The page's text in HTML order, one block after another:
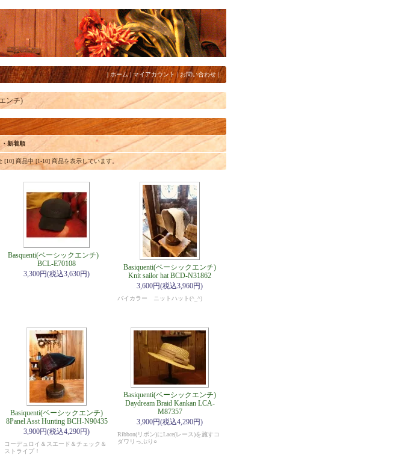
|ホーム|マイアカウント | お問い合わせ |
ンチ)
・新着順
[10] 商品中 [1-10] 商品を表示しています。
Basquenti(ベーシックエンチ)
BCL-E70108
3,300円(税込3,630円)
Basiquenti(ベーシックエンチ)
Knit sailor hat BCD-N31862
3,600円(税込3,960円)
バイカラー ニットハット(^_^)
Basiquenti(ベーシックエンチ)
8Panel Asst Hunting BCH-N90435
3,900円(税込4,290円)
コーデュロイ＆スエード＆チェック＆
ストライプ！
Basiquenti(ベーシックエンチ)
Daydream Braid Kankan LCA-
M87357
3,900円(税込4,290円)
Ribbon(リボン)にLace(レース)を施すコ
ダワリっぷり○